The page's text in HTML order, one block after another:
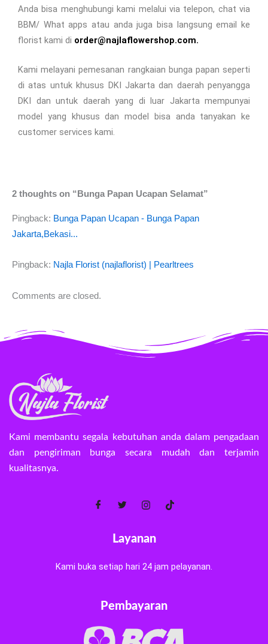
Anda bisa menghubungi kami melalui via telepon, chat via
BBM/ What apps atau anda juga bisa langsung email ke
florist kami di order@najlaflowershop.com.
Kami melayani pemesanan rangkaian bunga papan seperti
di atas untuk khusus DKI Jakarta dan daerah penyangga
DKI dan untuk daerah yang di luar Jakarta mempunyai
model yang khusus dan model bisa anda tanyakan ke
customer services kami.
2 thoughts on “Bunga Papan Ucapan Selamat”
Pingback: Bunga Papan Ucapan - Bunga Papan
Jakarta,Bekasi...
Pingback: Najla Florist (najlaflorist) | Pearltrees
Comments are closed.
Kami membantu segala kebutuhan anda dalam pengadaan
dan pengiriman bunga secara mudah dan terjamin
kualitasnya.
Layanan
Kami buka setiap hari 24 jam pelayanan.
Pembayaran